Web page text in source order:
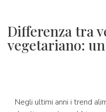
Differenza tra
vegetariano:
Negli ultimi anni i trend